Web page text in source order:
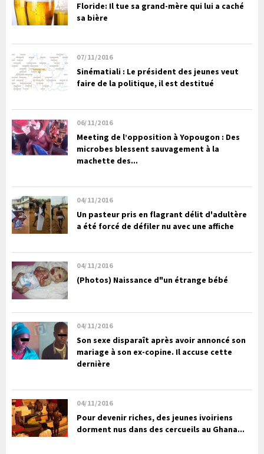
Floride: Il tue sa grand-mère qui lui a caché
sa bière
07/11/2016
Sinématiali : Le président des jeunes veut
faire de la politique, il est destitué
06/11/2016
Meeting de l’opposition à Yopougon : Des
microbes blessent sauvagement à la
machette des...
04/11/2016
Un pasteur pris en flagrant délit d'adultère
a été forcé de défiler nu avec une affiche
04/11/2016
(Photos) Naissance d"un étrange bébé
04/11/2016
Son sexe disparaît après avoir annoncé son
mariage à son ex-copine. Il accuse cette
dernière
04/11/2016
Pour devenir riches, des jeunes ivoiriens
dorment nus dans des cercueils au Ghana...